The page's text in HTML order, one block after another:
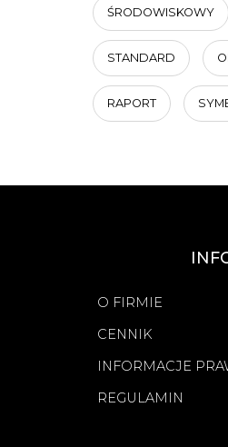
ŚRODOWISKOWY
STANDARD
RAPORT
O FIRMIE
CENNIK
INFORMACJE
REGULAMIN